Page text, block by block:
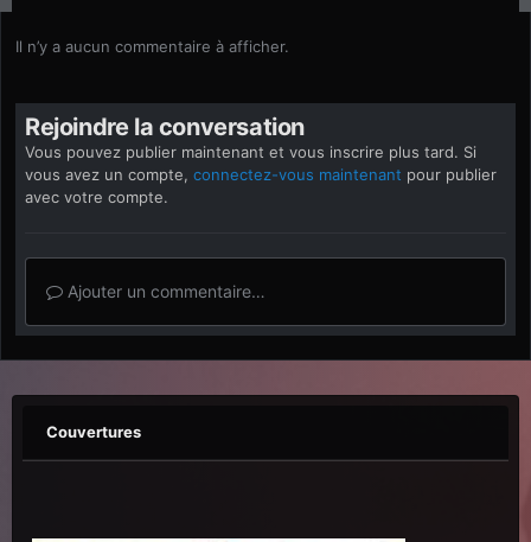
Il n’y a aucun commentaire à afficher.
Rejoindre la conversation
Vous pouvez publier maintenant et vous inscrire plus tard. Si
vous avez un compte, connectez-vous maintenant pour publier
avec votre compte.
Ajouter un commentaire…
Couvertures